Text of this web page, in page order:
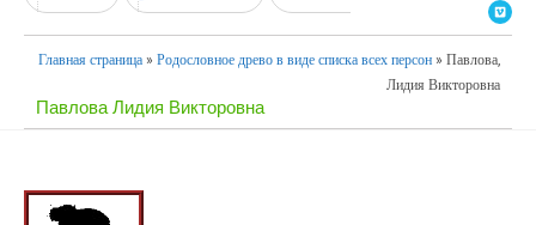
Главная страница » Родословное древо в виде списка всех персон » Павлова,
Лидия Викторовна
Павлова Лидия Викторовна